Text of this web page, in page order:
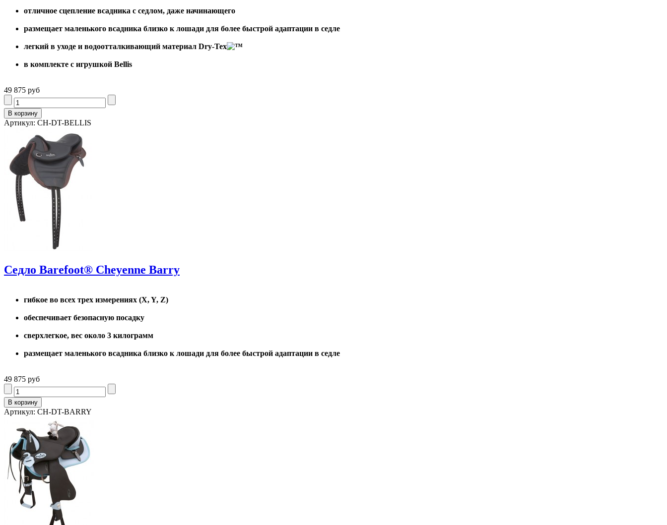
отличное сцепление всадника с седлом, даже начинающего
размещает маленького всадника близко к лошади для более быстрой адаптации в седле
легкий в уходе и водоотталкивающий материал Dry-Tex
в комплекте с игрушкой Bellis
49 875 руб
Артикул: CH-DT-BELLIS
Седло Barefoot® Cheyenne Barry
гибкое во всех трех измерениях (X, Y, Z)
обеспечивает безопасную посадку
сверхлегкое, вес около 3 килограмм
размещает маленького всадника близко к лошади для более быстрой адаптации в седле
49 875 руб
Артикул: CH-DT-BARRY